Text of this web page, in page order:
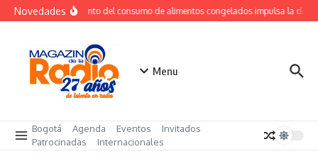
Saltar al contenido
NovedadesCrecimiento del consumo de alimentos congelados impulsa la
Menu
Bogotá Agenda Eventos
Invitados
Patrocinadas
Internacionales